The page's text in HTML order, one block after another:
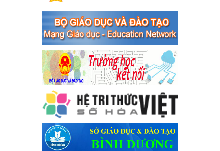
phạm, vi phạm pháp luật liên quan đến hoạt động tổ chức đánh
bạc và đánh bạc
Ngày ban hành: 04/03/2024
Kế hoạch Tổ chức Hội trại truyền thống học sinh thị xã Bến
Cát Lần thứ VIII, năm học 2023-2024
Kế hoạch Tổ chức Hội trại truyền thống học sinh thị xã Bến Cát
Lần thứ VIII, năm học 2023-2024
Ngày ban hành: 28/12/2023
Phối hợp rà soát nhu cầu tiêm vắc xin phòng Covid 19
Phối hợp rà soát nhu cầu tiêm vắc xin phòng Covid 19
Ngày ban hành: 22/11/2023